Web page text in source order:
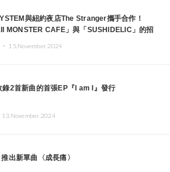
與紐約夜店The Stranger攜手合作！
MONSTER CAFE」與「SUSHIDELIC」的招
15.November.2024
錄2首新曲的首張EP『I am I』發行
13.November.2024
出新單曲〈成長痛〉